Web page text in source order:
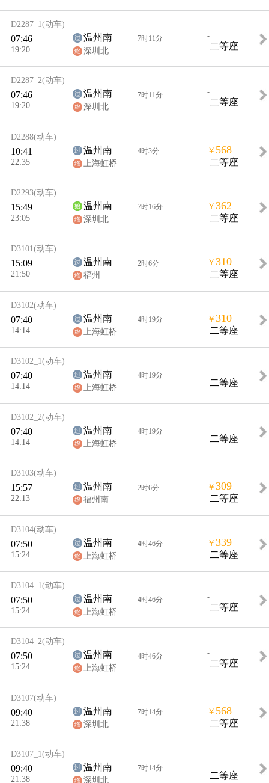
D2287_1(动车)
07:46
19:20
温州南
深圳北
7时11分 -
二等座
D2287_2(动车)
07:46
19:20
温州南
深圳北
7时11分 -
二等座
D2288(动车)
10:41
22:35
温州南
上海虹桥
4时3分 ￥ 568
二等座
D2293(动车)
15:49
23:05
温州南
深圳北
7时16分 ￥ 362
二等座
D3101(动车)
15:09
21:50
温州南
福州
2时6分 ￥ 310
二等座
D3102(动车)
07:40
14:14
温州南
上海虹桥
4时19分 ￥ 310
二等座
D3102_1 (动车)
07:40
14:14
温州南
上海虹桥
4时19分 -
二等座
D3102_2(动车)
07:40
14:14
温州南
上海虹桥
4时19分 -
二等座
D3103(动车)
15:57
22:13
温州南
福州南
2时6分 ￥ 309
二等座
D3104(动车)
07:50
15:24
温州南
上海虹桥
4时46分 ￥ 339
二等座
D3104_1(动车)
07:50
15:24
温州南
上海虹桥
4时46分 -
二等座
D3104_2(动车)
07:50
15:24
温州南
上海虹桥
4时46分 -
二等座
D3107(动车)
09:40
21:38
温州南
深圳北
7时14分 ￥ 568
二等座
D3107_1 (动车)
09:40
21:38
温州南
深圳北
7时14分 -
二等座